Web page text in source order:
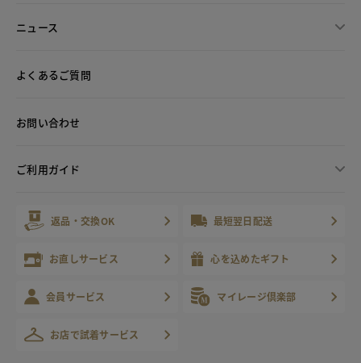
ニュース
よくあるご質問
お問い合わせ
ご利用ガイド
返品・交換OK 最短翌日配送
お直しサービス 心を込めたギフト
会員サービス マイレージ倶楽部
お店で試着サービス